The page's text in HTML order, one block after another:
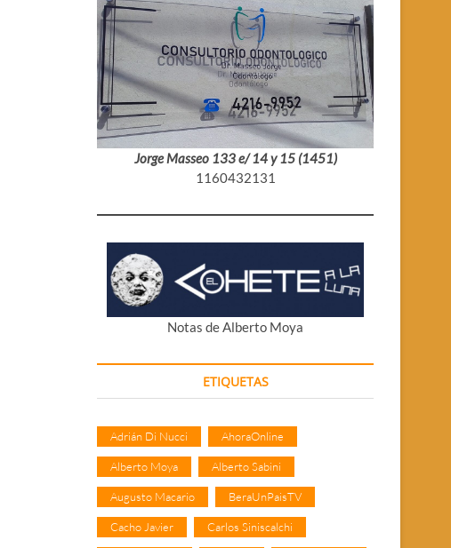
Jorge Masseo 133 e/ 14 y 15 (1451)
1160432131
Notas de Alberto Moya
ETIQUETAS
Adrián Di Nucci AhoraOnline
Alberto Moya Alberto Sabini
Augusto Macario BeraUnPaisTV
Cacho Javier Carlos Siniscalchi